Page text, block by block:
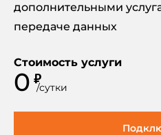
дополнительными
передаче данных
Стоимость услуги
0 ₽
/сутки